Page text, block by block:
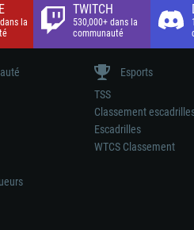
la
TWITCH
530,000+ dans la
communauté
Esports
TSS
Classement
Escadrilles
WTCS Classement